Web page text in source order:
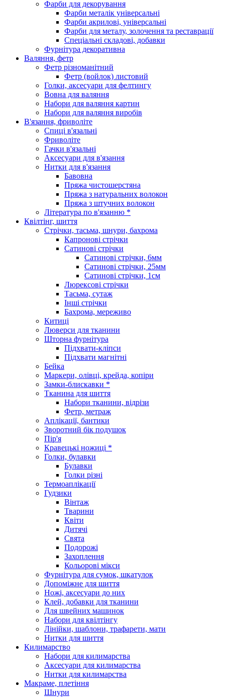
Фарби для декорування
Фарби металік універсальні
Фарби акрилові, універсальні
Фарби для металу, золочення та реставрації
Спеціальні складові, добавки
Фурнітура декоративна
Валяння, фетр
Фетр різноманітний
Фетр (войлок) листовий
Голки, аксесуари для фелтингу
Вовна для валяння
Набори для валяння картин
Набори для валяння виробів
В'язання, фриволіте
Спиці в'язальні
Фриволіте
Гачки в'язальні
Аксесуари для в'язання
Нитки для в'язання
Бавовна
Пряжа чистошерстяна
Пряжа з натуральних волокон
Пряжа з штучних волокон
Література по в'язанню *
Квілтінг, шиття
Стрічки, тасьма, шнури, бахрома
Капронові стрічки
Сатинові стрічки
Сатинові стрічки, 6мм
Сатинові стрічки, 25мм
Сатинові стрічки, 1см
Люрексові стрічки
Тасьма, сутаж
Інші стрічки
Бахрома, мереживо
Китиці
Люверси для тканини
Шторна фурнітура
Підхвати-кліпси
Підхвати магнітні
Бейка
Маркери, олівці, крейда, копіри
Замки-блискавки *
Тканина для шиття
Набори тканини, відрізи
Фетр, метраж
Аплікації, бантики
Зворотний бік подушок
Пір'я
Кравецькі ножиці *
Голки, булавки
Булавки
Голки різні
Термоаплікації
Гудзики
Вінтаж
Тварини
Квіти
Дитячі
Свята
Подорожі
Захоплення
Кольорові мікси
Фурнітура для сумок, шкатулок
Допоміжне для шиття
Ножі, аксесуари до них
Клей, добавки для тканини
Для швейних машинок
Набори для квілтінгу
Лінійки, шаблони, трафарети, мати
Нитки для шиття
Килимарство
Набори для килимарства
Аксесуари для килимарства
Нитки для килимарства
Макраме, плетіння
Шнури